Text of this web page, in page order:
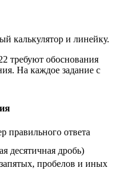
калькулятор и линейку.
требуют обоснования
На каждое задание с
правильного ответа
десятичная дробь)
пробелов и иных